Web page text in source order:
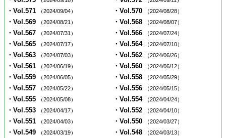
・Vol.571 （2024/09/04） ・Vol.570 （2024/08/28）
・Vol.569 （2024/08/21） ・Vol.568 （2024/08/07）
・Vol.567 （2024/07/31） ・Vol.566 （2024/07/24）
・Vol.565 （2024/07/17） ・Vol.564 （2024/07/10）
・Vol.563 （2024/07/03） ・Vol.562 （2024/06/26）
・Vol.561 （2024/06/19） ・Vol.560 （2024/06/12）
・Vol.559 （2024/06/05） ・Vol.558 （2024/05/29）
・Vol.557 （2024/05/22） ・Vol.556 （2024/05/15）
・Vol.555 （2024/05/08） ・Vol.554 （2024/04/24）
・Vol.553 （2024/04/17） ・Vol.552 （2024/04/10）
・Vol.551 （2024/04/03） ・Vol.550 （2024/03/27）
・Vol.549 （2024/03/19） ・Vol.548 （2024/03/13）